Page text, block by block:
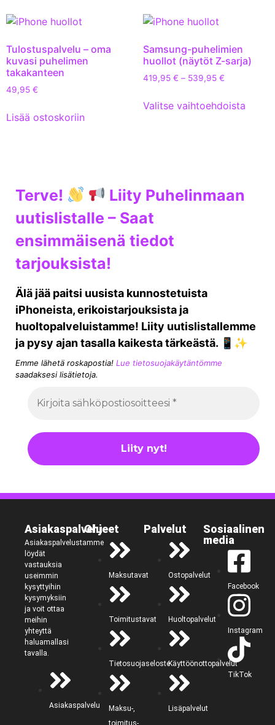
Tulostuspalvelu – oma
kuvasi puhelimen
takakanteen
49,95 €
Lisää ostoskoriin
Samsung-puhelimien
huollot (näytöt Z-sarja)
419,95 € – 539,95 €
Valitse vaihtoehdoista
Terve!
Liity Puhelinmaan
uutislistalle – Saat
ensimmäisenä tiedot
tarjouksista!
Älä jää paitsi uusista kunnostetuista
iPhoneista, erikoistarjouksista ja
huoltopalveluistamme! Liity uutislistallemme
ja pysy ajan tasalla kaikesta tärkeästä. 📱✨
Emme lähetä roskapostia! Lue tietosuojakäytäntömme
saadaksesi lisätietoja.
Asiakaspalvelu
Asiakaspalvelustamme
löydät
vastauksia
useimmin
kysyttyihin
kysymyksiin
ja voit ottaa
meihin
yhteyttä
haluamallasi
tavalla.
Asiakaspalvelu
Ohjeet
Maksutavat
Toimitustavat
Tietosuojaseloste
Maksu-,
toimitus-
Palvelut
Ostopalvelut
Huoltopalvelut
Käyttöönottopalvelut
Lisäpalvelut
Sosiaalinen
media
Facebook
Instagram
TikTok